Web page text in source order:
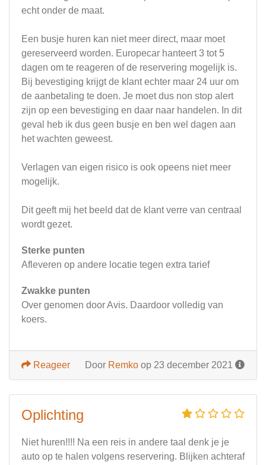
echt onder de maat.
Een busje huren kan niet meer direct, maar moet
gereserveerd worden. Europecar hanteert 3 tot 5
dagen om te reageren of de reservering mogelijk is.
Bij bevestiging krijgt de klant echter maar 24 uur om
de aanbetaling te doen. Je moet dus non stop alert
zijn op een bevestiging en daar naar handelen. In dit
geval heb ik dus geen busje en ben wel dagen aan
het wachten geweest.
Verlagen van eigen risico is ook opeens niet meer
mogelijk.
Dit geeft mij het beeld dat de klant verre van centraal
wordt gezet.
Sterke punten
Afleveren op andere locatie tegen extra tarief
Zwakke punten
Over genomen door Avis. Daardoor volledig van
koers.
Door Remko op 23 december 2021
Reageer
Oplichting
Niet huren!!!! Na een reis in andere taal denk je je
auto op te halen volgens reservering. Blijken achteraf